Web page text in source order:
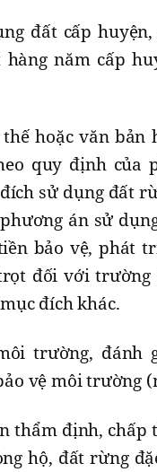
đất cấp
năm cấp
hoặc văn bản
quy định của
sử dụng đất
án sử
bảo vệ, phát
đối với trường
đích khác.
trường, đánh
vệ môi trường
thẩm định, chấp
hộ, đất rừng